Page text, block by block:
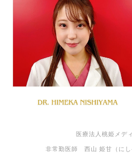
医療法人桃姫メデ
非常勤医師 西山 姫甘（に